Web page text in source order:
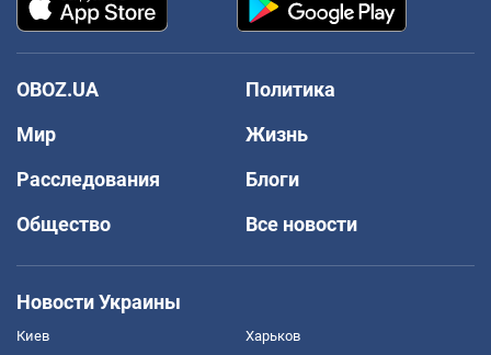
OBOZ.UA
Политика
Мир
Жизнь
Расследования
Блоги
Общество
Все новости
Новости Украины
Киев Харьков